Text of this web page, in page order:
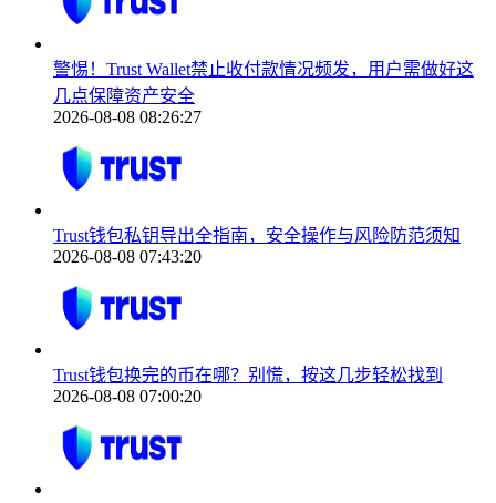
警惕！Trust Wallet禁止收付款情况频发，用户需做好这
几点保障资产安全
2026-08-08 08:26:27
Trust钱包私钥导出全指南，安全操作与风险防范须知
2026-08-08 07:43:20
Trust钱包换完的币在哪？别慌，按这几步轻松找到
2026-08-08 07:00:20